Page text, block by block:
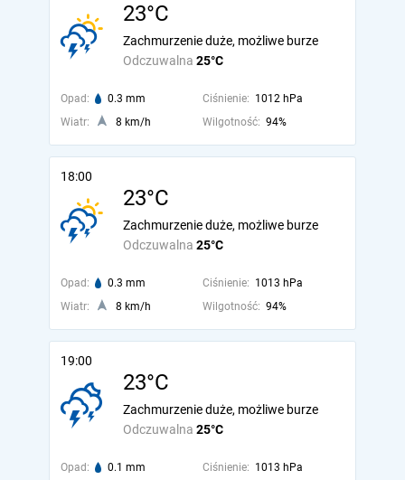
23°C
Odczuwalna 25°C
Zachmurzenie duże, możliwe burze
Opad: 0.3 mm Ciśnienie: 1012 hPa
Wiatr:
8 km/h Wilgotność: 94%
18:00
23°C
Odczuwalna 25°C
Zachmurzenie duże, możliwe burze
Opad: 0.3 mm Ciśnienie: 1013 hPa
Wiatr:
8 km/h Wilgotność: 94%
19:00
23°C
Odczuwalna 25°C
Zachmurzenie duże, możliwe burze
Opad: 0.1 mm Ciśnienie: 1013 hPa